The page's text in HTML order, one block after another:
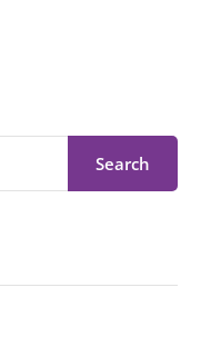
Search